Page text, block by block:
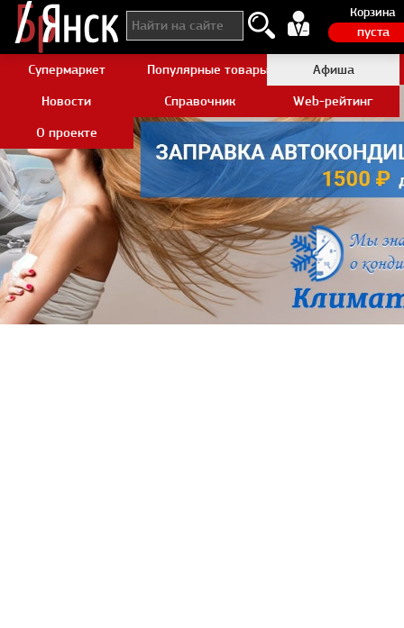
Корзина
пуста
Супермаркет Популярные товары AliexpressАфиша
Новости
Справочник
Web-рейтинг
О проекте